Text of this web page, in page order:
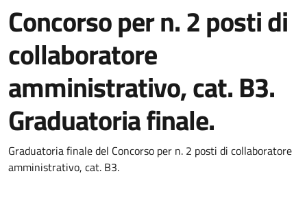
Concorso per n. 2 posti di
collaboratore
amministrativo, cat. B3.
Graduatoria finale.
Dettagli della notizia
Graduatoria finale del Concorso per n. 2 posti di collaboratore
amministrativo, cat. B3.